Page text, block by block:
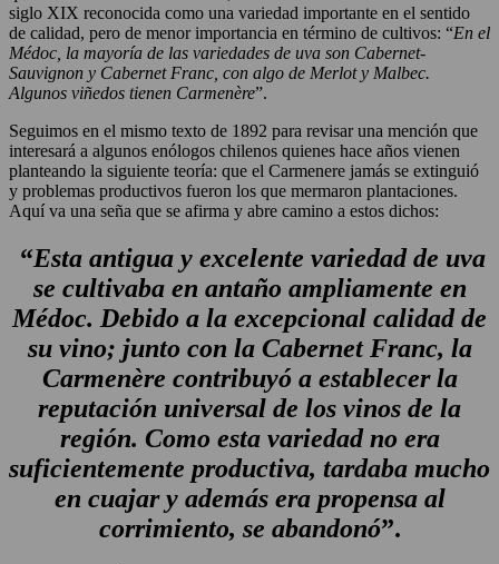
siglo XIX reconocida como una variedad importante en el sentido
de calidad, pero de menor importancia en término de cultivos: “En el
Médoc, la mayoría de las variedades de uva son Cabernet-
Sauvignon y Cabernet Franc, con algo de Merlot y Malbec.
Algunos viñedos tienen Carmenère”.
Seguimos en el mismo texto de 1892 para revisar una mención que
interesará a algunos enólogos chilenos quienes hace años vienen
planteando la siguiente teoría: que el Carmenere jamás se extinguió
y problemas productivos fueron los que mermaron plantaciones.
Aquí va una seña que se afirma y abre camino a estos dichos:
“Esta antigua y excelente variedad de uva
se cultivaba en antaño ampliamente en
Médoc. Debido a la excepcional calidad de
su vino; junto con la Cabernet Franc, la
Carmenère contribuyó a establecer la
reputación universal de los vinos de la
región. Como esta variedad no era
suficientemente productiva, tardaba mucho
en cuajar y además era propensa al
corrimiento, se abandonó”.